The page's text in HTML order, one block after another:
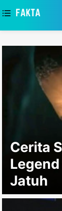
Cerita
Jatuh